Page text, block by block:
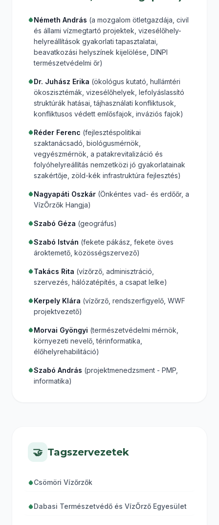
Németh András (a mozgalom ötletgazdája, civil
és állami vízmegtartó projektek, vizesélőhely-
helyreállítások gyakorlati tapasztalatai,
beavatkozási helyszínek kijelölése, DINPI
természetvédelmi őr)
Dr. Juhász Erika (ökológus kutató, hullámtéri
ökoszisztémák, vizesélőhelyek, lefolyáslassító
struktúrák hatásai, tájhasználati konfliktusok,
konfliktusos védett emlősfajok, inváziós fajok)
Réder Ferenc (fejlesztéspolitikai
szaktanácsadó, biológusmérnök,
vegyészmérnök, a patakrevitalizáció és
folyóhelyreállítás nemzetközi jó gyakorlatainak
szakértője, zöld-kék infrastruktúra fejlesztés)
Nagyapáti Oszkár (Önkéntes vad- és erdőőr, a
VízŐrzők Hangja)
Szabó Géza (geográfus)
Szabó István (fekete pákász, fekete öves
ároktemető, közösségszervező)
Takács Rita (vízőrző, adminisztráció,
szervezés, hálózatépítés, a csapat lelke)
Kerpely Klára (vízőrző, rendszerfigyelő, WWF
projektvezető)
Morvai Gyöngyi (természetvédelmi mérnök,
környezeti nevelő, térinformatika,
élőhelyrehabilitáció)
Szabó András (projektmenedzsment - PMP,
informatika)
🤝 Tagszervezetek
Csömöri Vízőrzők
Dabasi Természetvédő és VízŐrző Egyesület